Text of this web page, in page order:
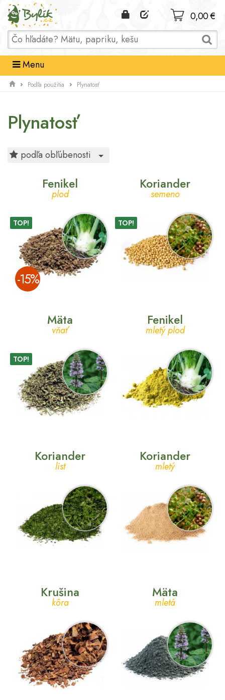
Domov
0,00 €
Menu
Podľa použitia Plynatosť
Plynatosť
podľa obľúbenosti Toggle Dropdown
Fenikel
plod
TOP!
­-15%
Koriander
semeno
TOP!
Mäta
vňať
TOP!
Fenikel
mletý plod
Koriander
list
Koriander
mletý
Krušina
kôra
Mäta
mletá